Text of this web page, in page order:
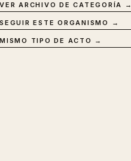
VER ARCHIVO DE CATEGORÍA →
SEGUIR ESTE ORGANISMO →
MISMO TIPO DE ACTO →